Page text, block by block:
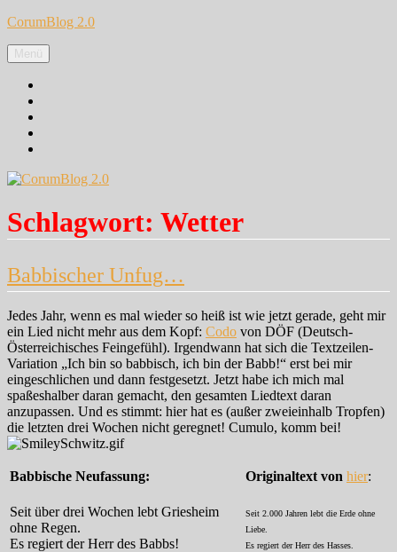
Zum
springen
CorumBlog 2.0
Menü
Schlagwort: Wetter
Babbischer Unfug…
Jedes Jahr, wenn es mal wieder so heiß ist wie jetzt gerade, geht mir
ein Lied nicht mehr aus dem Kopf: Codo von DÖF (Deutsch-
Österreichisches Feingefühl). Irgendwann hat sich die Textzeilen-
Variation „Ich bin so babbisch, ich bin der Babb!“ erst bei mir
eingeschlichen und dann festgesetzt. Jetzt habe ich mich mal
spaßeshalber daran gemacht, den gesamten Liedtext daran
anzupassen. Und es stimmt: hier hat es (außer zweieinhalb Tropfen)
die letzten drei Wochen nicht geregnet! Cumulo, komm bei!
Babbische Neufassung: Originaltext von hier:
Seit über drei Wochen lebt Griesheim
ohne Regen.
Es regiert der Herr des Babbs!
Seit 2.000 Jahren lebt die Erde ohne
Liebe.
Es regiert der Herr des Hasses.